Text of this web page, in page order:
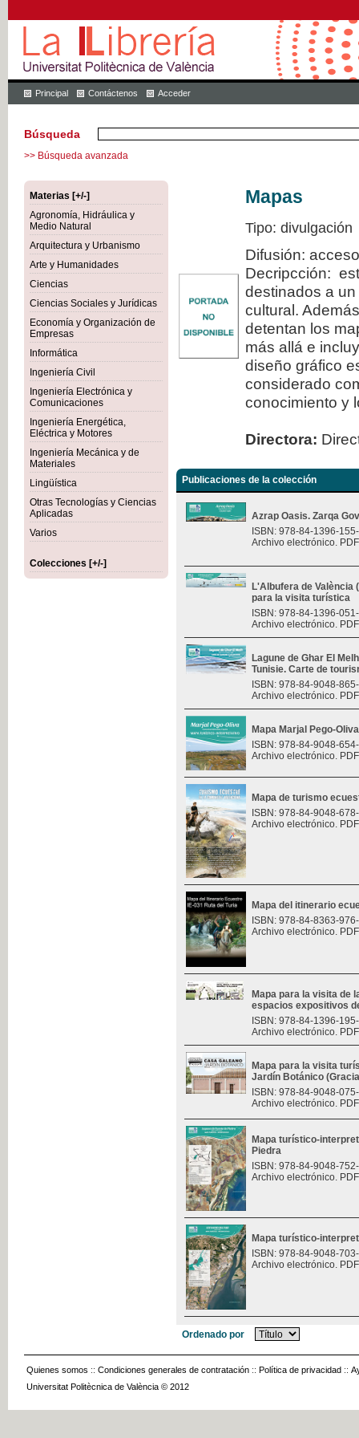
Principal Contáctenos Acceder
Búsqueda
>> Búsqueda avanzada
Materias [+/-]
Agronomía, Hidráulica y
Medio Natural
Arquitectura y Urbanismo
Arte y Humanidades
Ciencias
Ciencias Sociales y Jurídicas
Economía y Organización de
Empresas
Informática
Ingeniería Civil
Ingeniería Electrónica y
Comunicaciones
Ingeniería Energética,
Eléctrica y Motores
Ingeniería Mecánica y de
Materiales
Lingüística
Otras Tecnologías y Ciencias
Aplicadas
Varios
Colecciones [+/-]
Mapas
Tipo: divulgación
Difusión:
Decripcción:
destinados a
cultural.
detentan los
más allá e
diseño gráfico
considerado
conocimiento y
Directora:
Publicaciones de la colección
Azrap Oasis. Zarqa
ISBN: 978-84-1396-
Archivo electrónico.
L'Albufera de València
para la visita turística
ISBN: 978-84-1396-
Archivo electrónico.
Lagune de Ghar El
Tunisie. Carte de
ISBN: 978-84-9048-
Archivo electrónico.
Mapa Marjal Pego-Oliva
ISBN: 978-84-9048-
Archivo electrónico.
Mapa de turismo
ISBN: 978-84-9048-
Archivo electrónico.
Mapa del itinerario
ISBN: 978-84-8363-
Archivo electrónico.
Mapa para la visita de
espacios expositivos
ISBN: 978-84-1396-
Archivo electrónico.
Mapa para la visita
Jardín Botánico
ISBN: 978-84-9048-
Archivo electrónico.
Mapa turístico-
Piedra
ISBN: 978-84-9048-
Archivo electrónico.
Mapa turístico-
ISBN: 978-84-9048-
Archivo electrónico.
Ordenado por
Quienes somos :: Condiciones generales de contratación :: Política de privacidad ::
Universitat Politècnica de València © 2012